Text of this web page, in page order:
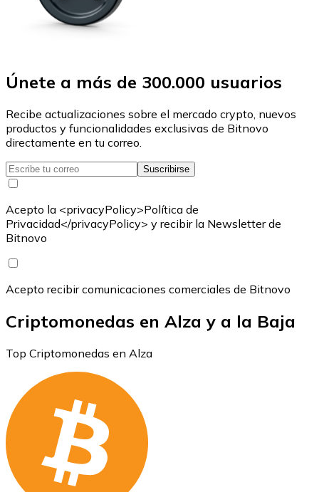
Únete a más de 300.000 usuarios
Recibe actualizaciones sobre el mercado crypto, nuevos
productos y funcionalidades exclusivas de Bitnovo
directamente en tu correo.
Suscribirse
Acepto la <privacyPolicy>Política de
Privacidad</privacyPolicy> y recibir la Newsletter de
Bitnovo
Acepto recibir comunicaciones comerciales de Bitnovo
Criptomonedas en Alza y a la Baja
Top Criptomonedas en Alza